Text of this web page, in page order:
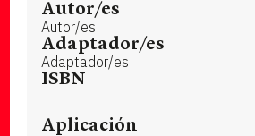
Autor/es
Autor/es
Adaptador/es
Adaptador/es
ISBN
Aplicación